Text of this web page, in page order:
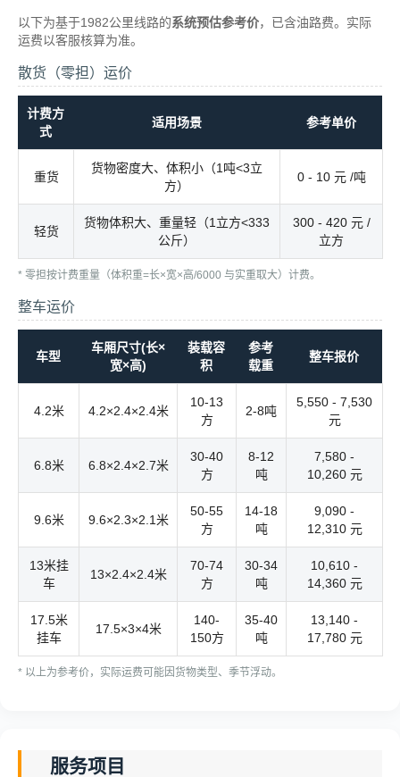
以下为基于1982公里线路的系统预估参考价，已含油路费。实际
运费以客服核算为准。
散货（零担）运价
计费方
式
适用场景 参考单价
重货
货物密度大、体积小（1吨<3立
方）
0 - 10 元 /吨
轻货
货物体积大、重量轻（1立方<333
公斤）
300 - 420 元 /
立方
* 零担按计费重量（体积重=长×宽×高/6000 与实重取大）计费。
整车运价
车型
车厢尺寸(长×
宽×高)
装载容
积
参考
载重
整车报价
4.2米 4.2×2.4×2.4米
10-13
方
2-8吨
5,550 - 7,530
元
6.8米 6.8×2.4×2.7米
30-40
方
8-12
吨
7,580 -
10,260 元
9.6米 9.6×2.3×2.1米
50-55
方
14-18
吨
9,090 -
12,310 元
13米挂
车
13×2.4×2.4米
70-74
方
30-34
吨
10,610 -
14,360 元
17.5米
挂车
17.5×3×4米
140-
150方
35-40
吨
13,140 -
17,780 元
* 以上为参考价，实际运费可能因货物类型、季节浮动。
服务项目